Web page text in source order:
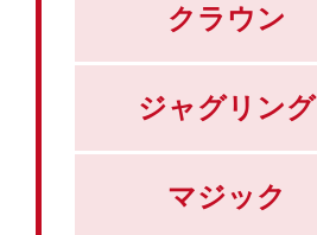
クラウン
ジャグリング
マジック